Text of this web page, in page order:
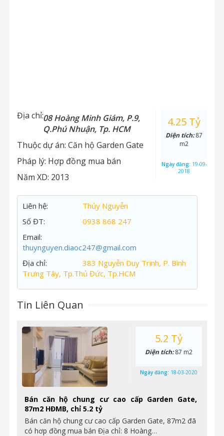
Địa chỉ:08 Hoàng Minh Giám, P.9,
Q.Phú Nhuận, Tp. HCM
Thuộc dự án: Căn hộ Garden Gate
Pháp lý: Hợp đồng mua bán
Năm XD: 2013
4.25 Tỷ
Diện tích:87
m2
Ngày đăng: 19-09-
2018
Liên hệ:
Thủy Nguyễn
Số ĐT:
0938 868 247
Email:
thuynguyen.diaoc247@gmail.com
Địa chỉ:
383 Nguyễn Duy Trinh, P. Bình
Trưng Tây, Tp.Thủ Đức, Tp.HCM
Tin Liên Quan
Bán căn hộ chung cư cao cấp Garden Gate,
87m2 HĐMB, chỉ 5.2 tỷ
Bán căn hộ chung cư cao cấp Garden Gate, 87m2 đã
có hơp đồng mua bán Địa chỉ: 8 Hoàng…
5.2 Tỷ
Diện tích:87 m2
Ngày đăng: 18-03-2020